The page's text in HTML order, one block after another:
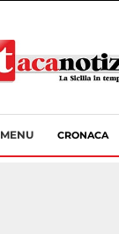
MENU CRONACA